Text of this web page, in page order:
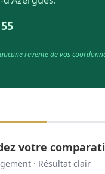
revente de vos
votre
· Résultat clair